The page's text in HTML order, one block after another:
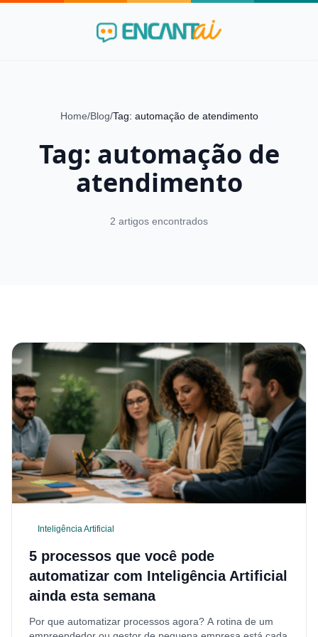
Home/Blog/Tag: automação de atendimento
Tag: automação de
atendimento
2 artigos encontrados
Inteligência Artificial
5 processos que você pode
automatizar com Inteligência Artificial
ainda esta semana
Por que automatizar processos agora? A rotina de um